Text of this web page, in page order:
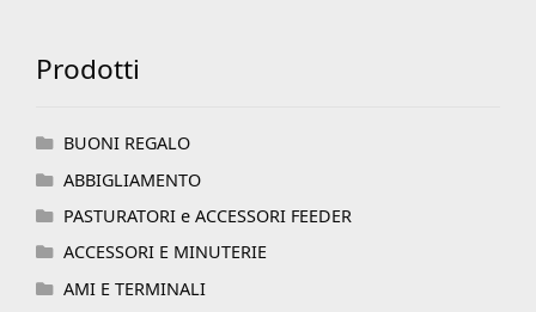
Prodotti
BUONI REGALO
ABBIGLIAMENTO
PASTURATORI e ACCESSORI FEEDER
ACCESSORI E MINUTERIE
AMI E TERMINALI